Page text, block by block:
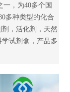
一，为40多个国
多种类型的化合
，活化剂，天然
试剂盒，产品多